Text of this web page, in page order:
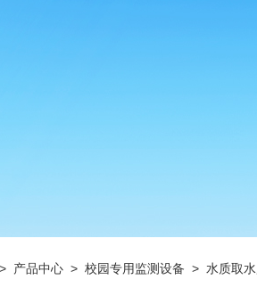
> 产品中心 > 校园专用监测设备 > 水质取